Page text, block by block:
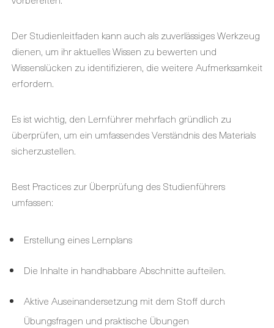
Der Studienleitfaden kann auch als zuverlässiges Werkzeug
dienen, um ihr aktuelles Wissen zu bewerten und
Wissenslücken zu identifizieren, die weitere Aufmerksamkeit
erfordern.
Es ist wichtig, den Lernführer mehrfach gründlich zu
überprüfen, um ein umfassendes Verständnis des Materials
sicherzustellen.
Best Practices zur Überprüfung des Studienführers
umfassen:
Erstellung eines Lernplans
Die Inhalte in handhabbare Abschnitte aufteilen.
Aktive Auseinandersetzung mit dem Stoff durch
Übungsfragen und praktische Übungen